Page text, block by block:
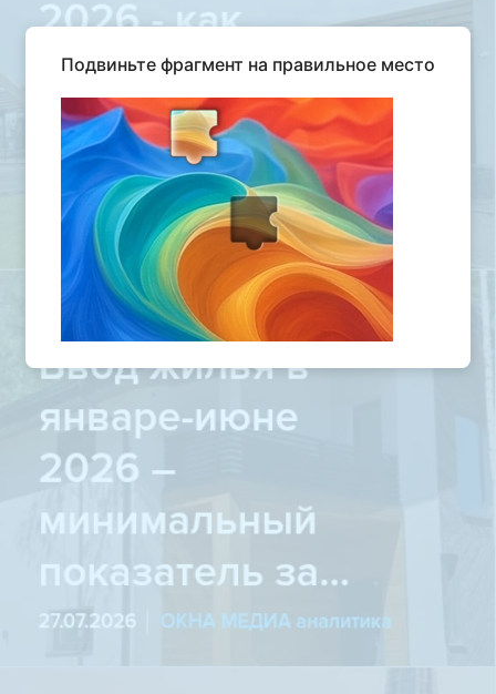
Подвиньте фрагмент на правильное место